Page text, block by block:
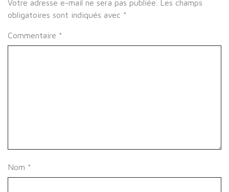
Votre adresse e-mail ne sera pas publiée.
Les champs
obligatoires sont indiqués avec *
Commentaire *
Nom *